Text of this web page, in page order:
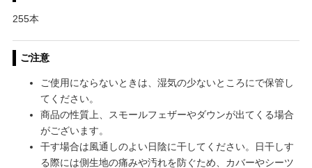
255本
ご注意
ご使用にならないときは、湿気の少ないところにで保管し
てください。
商品の性質上、スモールフェザーやダウンが出てくる場合
がございます。
干す場合は風通しのよい日陰に干してください。日干しす
る際には側生地の痛みや汚れを防ぐため、カバーやシーツ